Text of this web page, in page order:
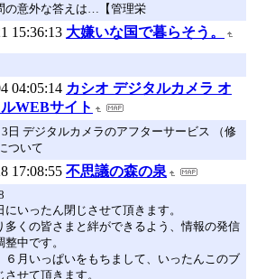
の意外な答えは…【管理栄
15:36:13 大嫌いな国で暮らそう。
04:05:14 カシオ デジタルカメラ オ
WEBサイト
日 デジタルカメラのアフターサービス （修
ついて
17:08:55 不思議の森の泉
にいったん閉じさせて頂きます。
多くの皆さまと絆ができるよう、情報の発信
中です。
６月いっぱいをもちまして、いったんこのブ
させて頂きます。